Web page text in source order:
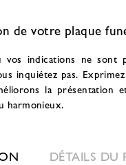
de votre plaque
indications ne sont
inquiétez pas.
la présentation
harmonieux.
DÉTAILS DU